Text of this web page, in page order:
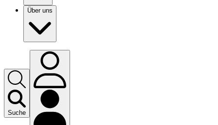
Über uns
Suche